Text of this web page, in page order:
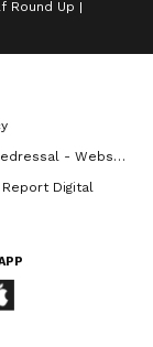
Round Up
- Website
Digital